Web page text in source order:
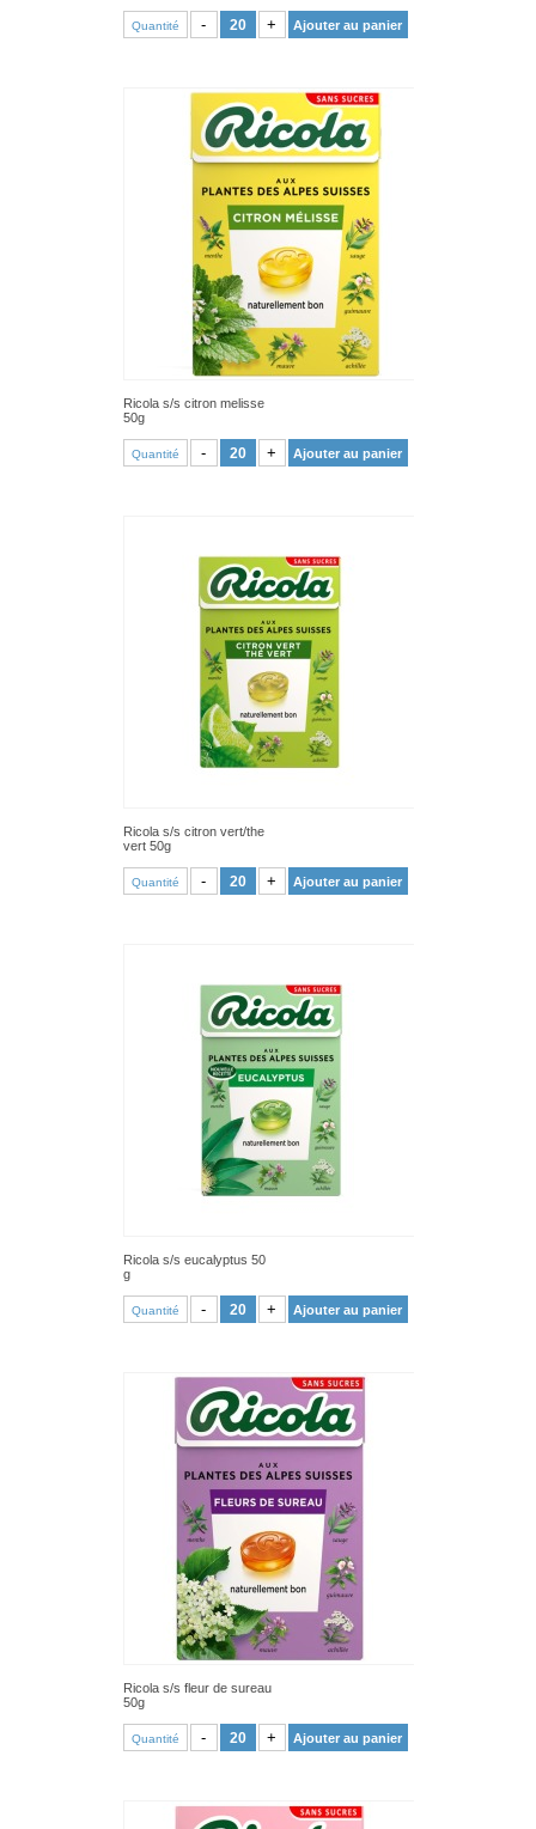
Quantité - + Ajouter au panier
Ricola s/s citron melisse
50g
Quantité - + Ajouter au panier
Ricola s/s citron vert/the
vert 50g
Quantité - + Ajouter au panier
Ricola s/s eucalyptus 50
g
Quantité - + Ajouter au panier
Ricola s/s fleur de sureau
50g
Quantité - + Ajouter au panier